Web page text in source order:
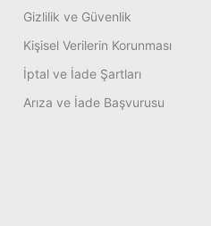
Gizlilik ve Güvenlik
Kişisel Verilerin Korunması
İptal ve İade Şartları
Arıza ve İade Başvurusu